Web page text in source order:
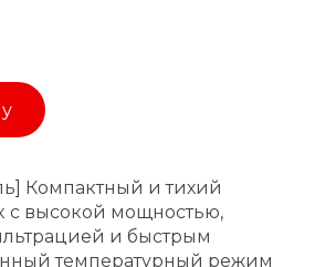
Компактный и тихий
с высокой мощностью,
и быстрым
температурный режим